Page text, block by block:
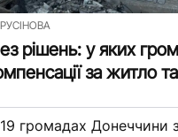
рішень: у яких
за житло
громадах Донеччини